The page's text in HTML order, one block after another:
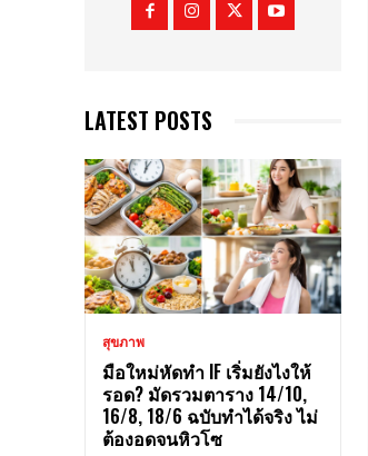
LATEST POSTS
สุขภาพ
มือใหม่หัดทำ IF เริ่มยังไงให้
รอด? มัดรวมตาราง 14/10,
16/8, 18/6 ฉบับทำได้จริง ไม่
ต้องอดจนหิวโซ